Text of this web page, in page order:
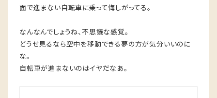
面で進まない自転車に乗って悔しがってる。
なんなんでしょうね、不思議な感覚。
どうせ見るなら空中を移動できる夢の方が気分いいのに
な。
自転車が進まないのはイヤだなあ。